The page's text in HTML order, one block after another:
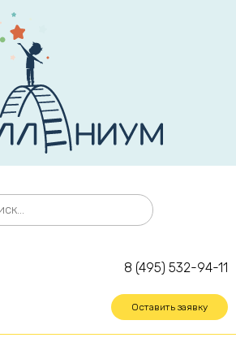
8 (495) 532-94-11
Оставить заявку